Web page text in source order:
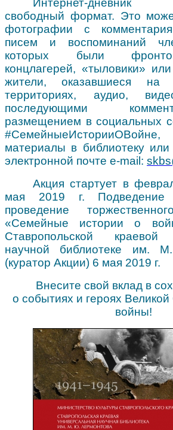
Интернет-дневник
свободный формат. Это
фотографии с
писем и воспоминаний
которых были
концлагерей, «тыловики»
жители, оказавшиеся на
территориях, аудио,
последующими
размещением в социальных
материалы в библиотеку или
электронной почте e-mail:
Акция стартует в
мая 2019 г. Подведение
проведение
«Семейные истории о
Ставропольской краевой
научной библиотеке им.
(куратор Акции) 6 мая 2019 г.
Внесите свой вклад в
о событиях и героях
войны!